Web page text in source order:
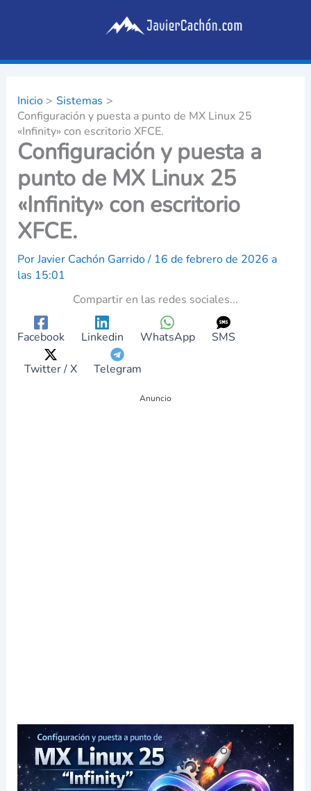
Inicio
Sistemas
Configuración y puesta a punto de MX Linux 25
«Infinity» con escritorio XFCE.
Configuración y puesta a
punto de MX Linux 25
«Infinity» con escritorio
XFCE.
PorJavier Cachón Garrido/ 16 de febrero de 2026 a
las 15:01
Compartir en las redes sociales...
Facebook Linkedin WhatsApp SMS
Twitter / X Telegram
Anuncio
blog